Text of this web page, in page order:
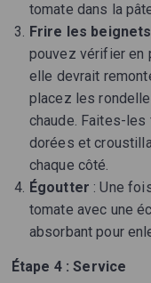
tomate dans la
Frire les beignets
pouvez vérifier en
elle devrait
placez les
chaude. Faites-
dorées et
chaque côté.
Égoutter : Une
tomate avec une
absorbant pour
Étape 4 : Service